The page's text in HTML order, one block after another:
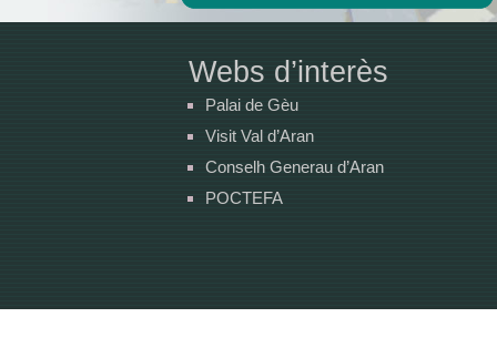
Webs d’interès
Palai de Gèu
Visit Val d’Aran
Conselh Generau d’Aran
POCTEFA